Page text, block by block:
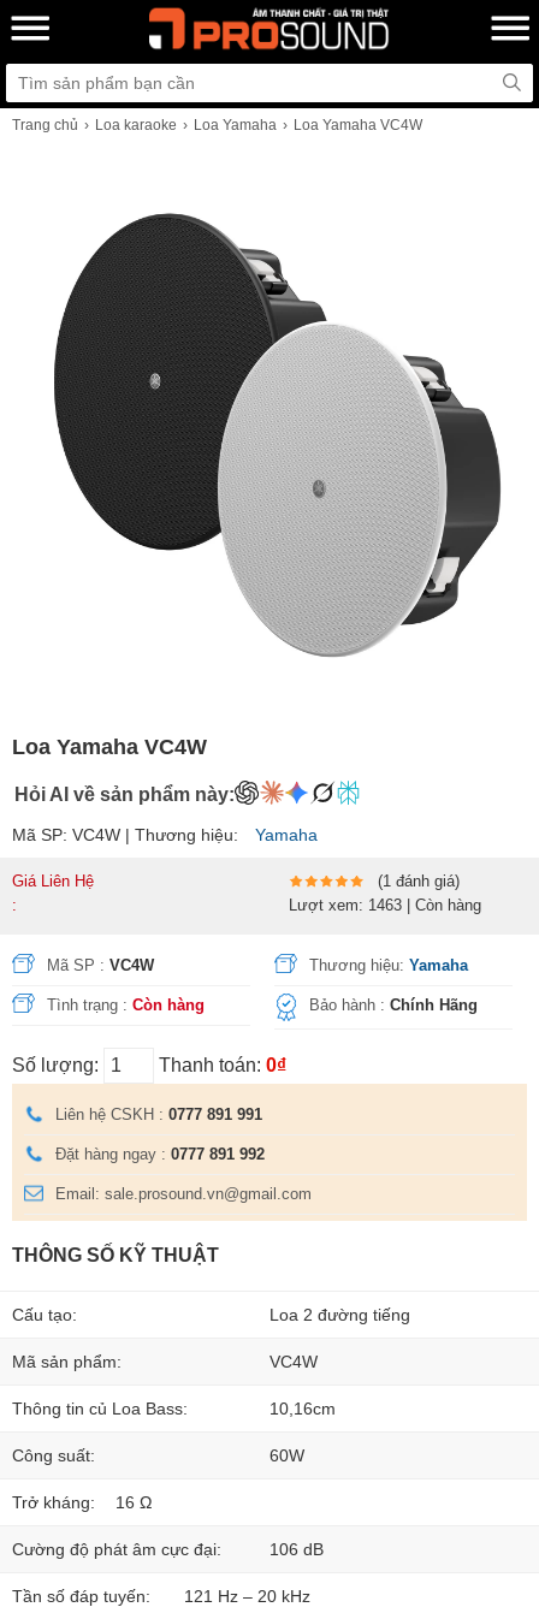
Trang chủ Loa karaoke Loa Yamaha Loa Yamaha VC4W
Loa Yamaha VC4W
Hỏi AI về sản phẩm này:
Mã SP: VC4W | Thương hiệu: Yamaha
Giá Liên Hệ
:
(1 đánh giá)
Lượt xem: 1463 | Còn hàng
Mã SP : VC4W Thương hiệu:Yamaha
Tình trạng : Còn hàng Bảo hành :Chính Hãng
Số lượng: Thanh toán: 0₫
Liên hệ CSKH : 0777 891 991
Đặt hàng ngay : 0777 891 992
Email: sale.prosound.vn@gmail.com
THÔNG SỐ KỸ THUẬT
Cấu tạo: Loa 2 đường tiếng
Mã sản phẩm: VC4W
Thông tin củ Loa Bass: 10,16cm
Công suất: 60W
Trở kháng: 16 Ω
Cường độ phát âm cực đại: 106 dB
Tần số đáp tuyến: 121 Hz – 20 kHz